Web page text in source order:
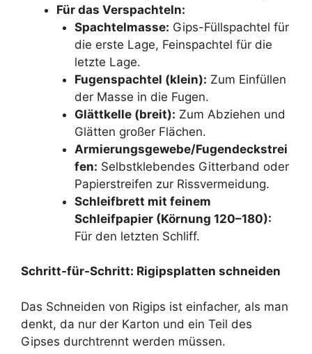
Für das Verspachteln:
Spachtelmasse: Gips-Füllspachtel für
die erste Lage, Feinspachtel für die
letzte Lage.
Fugenspachtel (klein): Zum Einfüllen
der Masse in die Fugen.
Glättkelle (breit): Zum Abziehen und
Glätten großer Flächen.
Armierungsgewebe/Fugendeckstrei
fen: Selbstklebendes Gitterband oder
Papierstreifen zur Rissvermeidung.
Schleifbrett mit feinem
Schleifpapier (Körnung 120–180):
Für den letzten Schliff.
Schritt-für-Schritt: Rigipsplatten schneiden
Das Schneiden von Rigips ist einfacher, als man
denkt, da nur der Karton und ein Teil des
Gipses durchtrennt werden müssen.